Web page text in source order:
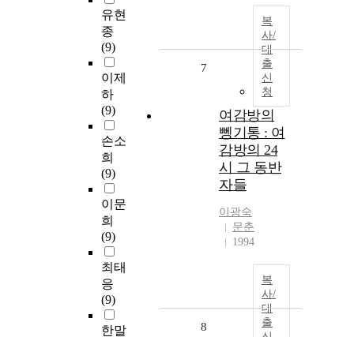
유현
종
(9)
이제
하
(9)
손소
희
(9)
이문
희
(9)
최태
응
(9)
한말
복
사/
대
출
신
청
7
여감방의
뼁기통 : 여
감방의 24
시 그 동반
자들
이광숙
문춘
1994
복
사/
대
출
8